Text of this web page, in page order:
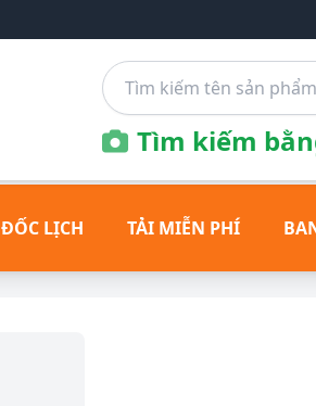
Tìm kiếm
ĐỐC LỊCH TẢI MIỄN PHÍ